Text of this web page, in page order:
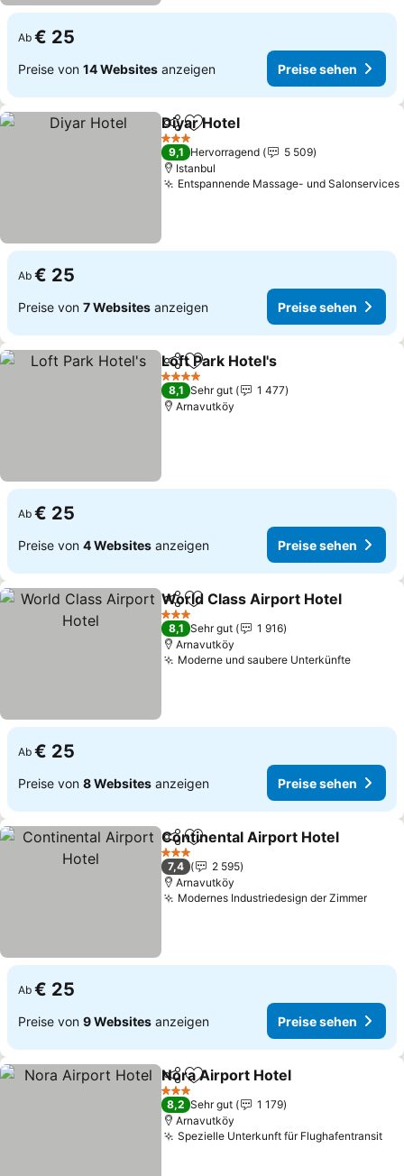
Ab € 25
Preise von 14 Websites anzeigen Preise sehen
TeilenZu Favoriten hinzufügen
Diyar Hotel
3 Sterne
9,1 Hervorragend
5 509
Istanbul
Entspannende Massage- und Salonservices
Ab € 25
Preise von 7 Websites anzeigen Preise sehen
TeilenZu Favoriten hinzufügen
Loft Park Hotel's
4 Sterne
8,1 Sehr gut
1 477
Arnavutköy
Ab € 25
Preise von 4 Websites anzeigen Preise sehen
TeilenZu Favoriten hinzufügen
World Class Airport Hotel
3 Sterne
8,1 Sehr gut
1 916
Arnavutköy
Moderne und saubere Unterkünfte
Ab € 25
Preise von 8 Websites anzeigen Preise sehen
TeilenZu Favoriten hinzufügen
Continental Airport Hotel
3 Sterne
7,4
2 595
Arnavutköy
Modernes Industriedesign der Zimmer
Ab € 25
Preise von 9 Websites anzeigen Preise sehen
TeilenZu Favoriten hinzufügen
Nora Airport Hotel
3 Sterne
8,2 Sehr gut
1 179
Arnavutköy
Spezielle Unterkunft für Flughafentransit